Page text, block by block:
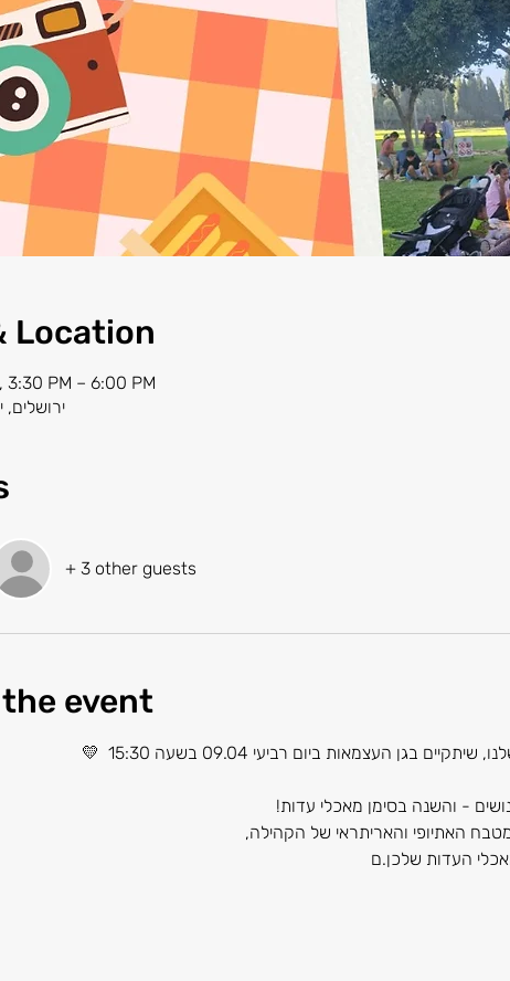
Location
3:30 PM – 6:00 PM
ירושלים,
+ 3 other guests
event
העצמאות ביום רביעי 09.04 בשעה 15:30  💛
- והשנה בסימן מאכלי עדות!
האתיופי והאריתראי של הקהילה,
העדות שלכן.ם